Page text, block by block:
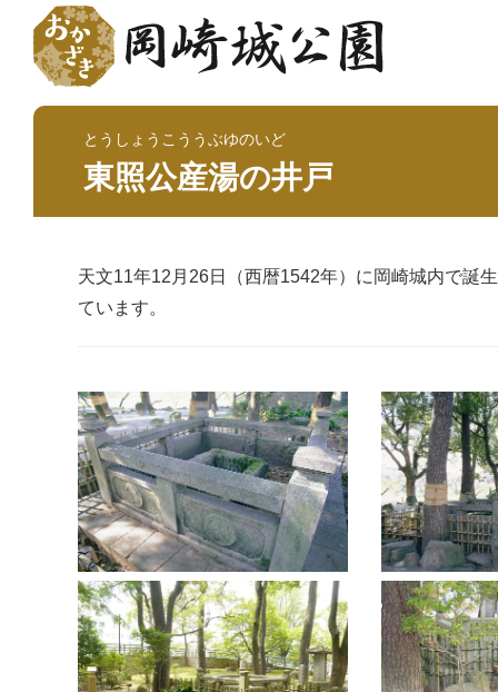
とうしょうこううぶゆのいど
東照公産湯の井戸
天文11年12月26日（西暦1542年）に岡崎城内で誕
ています。